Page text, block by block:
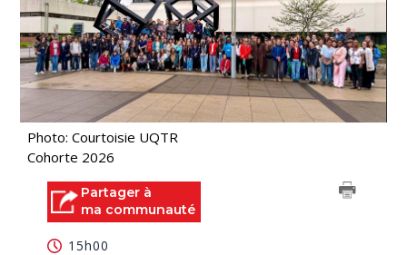
Photo: Courtoisie UQTR
Cohorte 2026
Partager à
ma communauté
15h00